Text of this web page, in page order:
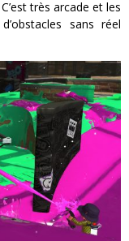
très arcade et les
sans réel